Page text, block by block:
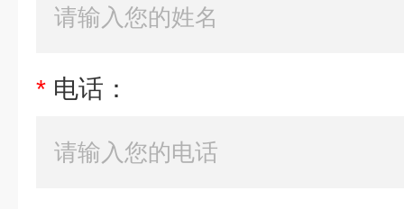
* 电话：